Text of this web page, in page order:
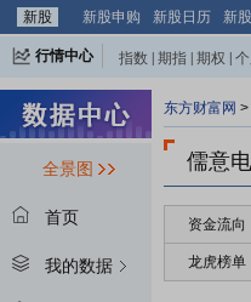
新股
新股申购 新股日历 新
行情中心 指数 期指 期权
全景图
首页
我的数据
东方财富网 >
儒意
资金流向
龙虎榜单